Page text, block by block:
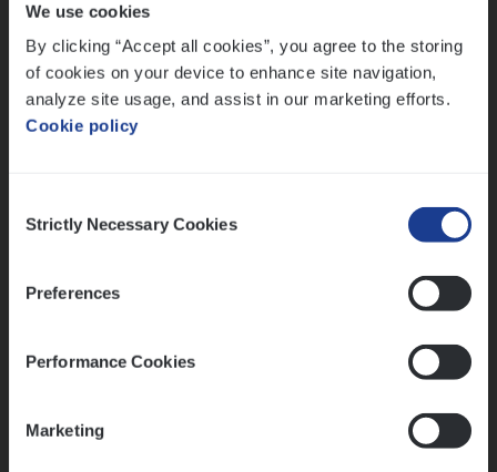
We use cookies
By clicking “Accept all cookies”, you agree to the storing
of cookies on your device to enhance site navigation,
analyze site usage, and assist in our marketing efforts.
Cookie policy
Selection
Strictly Necessary Cookies
Preferences
Performance Cookies
Marketing
Mathias houdt van diepgaande dossiers én droge
humor
Thalia zoekt graag oplossingen, in games én op het
werk
Ons sollicitatieproces